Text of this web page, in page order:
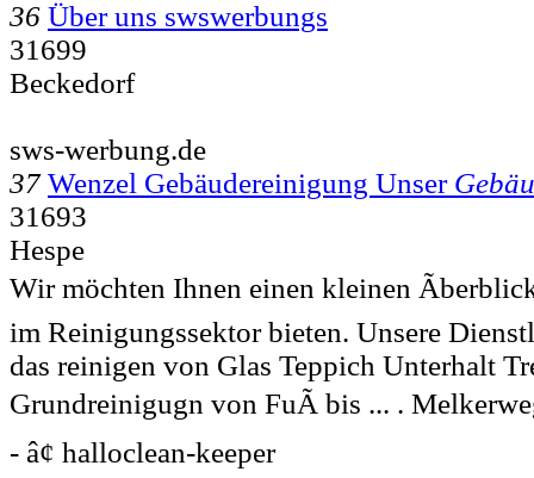
36 Über uns swswerbungs
31699
Beckedorf
sws-werbung.de
37 Wenzel Gebäudereinigung Unser
31693
Hespe
Wir möchten Ihnen einen kleinen
im Reinigungssektor bieten. Unsere
das reinigen von Glas Teppich Unterhalt
Grundreinigugn von FuÃ bis ... .
- â¢ halloclean-keeper